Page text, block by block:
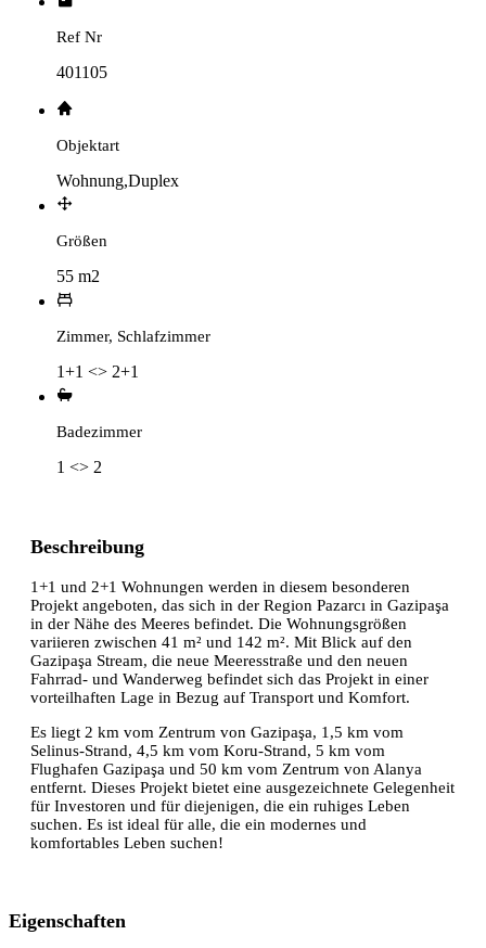
Ref Nr
401105
Objektart
Wohnung,Duplex
Größen
55 m2
Zimmer, Schlafzimmer
1+1 <> 2+1
Badezimmer
1 <> 2
Beschreibung
1+1 und 2+1 Wohnungen werden in diesem besonderen
Projekt angeboten, das sich in der Region Pazarcı in Gazipaşa
in der Nähe des Meeres befindet. Die Wohnungsgrößen
variieren zwischen 41 m² und 142 m². Mit Blick auf den
Gazipaşa Stream, die neue Meeresstraße und den neuen
Fahrrad- und Wanderweg befindet sich das Projekt in einer
vorteilhaften Lage in Bezug auf Transport und Komfort.
Es liegt 2 km vom Zentrum von Gazipaşa, 1,5 km vom
Selinus-Strand, 4,5 km vom Koru-Strand, 5 km vom
Flughafen Gazipaşa und 50 km vom Zentrum von Alanya
entfernt. Dieses Projekt bietet eine ausgezeichnete Gelegenheit
für Investoren und für diejenigen, die ein ruhiges Leben
suchen. Es ist ideal für alle, die ein modernes und
komfortables Leben suchen!
Eigenschaften